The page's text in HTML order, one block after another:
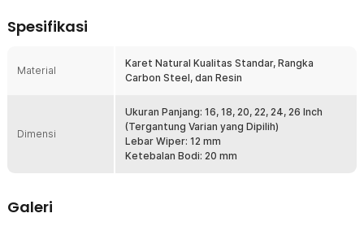
Menggunakan desain boneless hybrid tanpa rangka konvensional
mengikuti kontur kaca mobil dengan lebih presisi sehingga area
yang dibersihkan menjadi lebih luas dan minim garis air. Desain ini
Struktur 3 Section Lebih Fleksibel
Teknologi 3 section memungkinkan wiper mengikuti lengkungan
kaca secara lebih optimal dibanding desain biasa. Distribusi
tetap jernih sehingga visibilitas pengemudi tetap terjaga selama
perjalanan.
Spesifikasi
Material
Karet Natural Kualitas Standar, Rangka
Carbon Steel, dan Resin
Dimensi
Ukuran Panjang: 16, 18, 20, 22, 24, 26 Inch
(Tergantung Varian yang Dipilih)
Lebar Wiper: 12 mm
Ketebalan Bodi: 20 mm
Galeri